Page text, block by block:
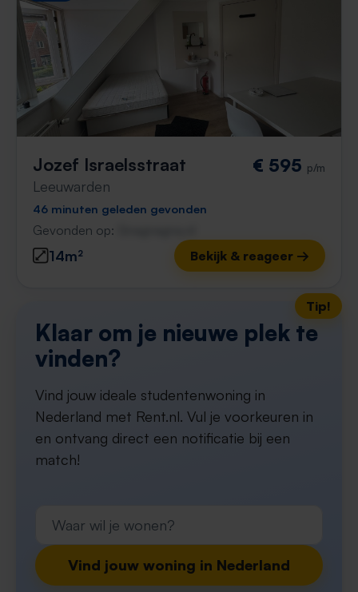
Jozef Israelsstraat
Leeuwarden
€ 595 p/m
46 minuten geleden gevonden
Gevonden op:
14m² Bekijk & reageer →
Tip!
Klaar om je nieuwe plek te
vinden?
Vind jouw ideale studentenwoning in
Nederland met Rent.nl. Vul je voorkeuren in
en ontvang direct een notificatie bij een
match!
Vind jouw woning in Nederland